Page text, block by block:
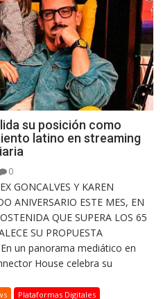
su posición como
latino en streaming
0
GONCALVES Y KAREN
ANIVERSARIO ESTE MES, EN
QUE SUPERA LOS 65
SU PROPUESTA
un panorama mediático en
House celebra su
Plataformas Digitales